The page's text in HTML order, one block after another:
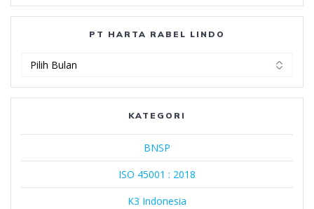
PT HARTA RABEL LINDO
Rabel
KATEGORI
BNSP
ISO 45001 : 2018
K3 Indonesia